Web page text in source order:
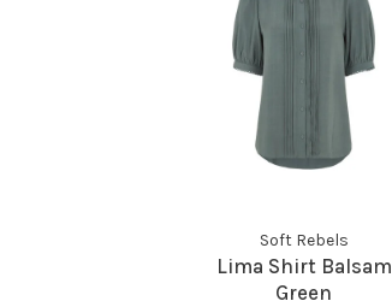
Soft Rebels
Lima Shirt Balsam
Green